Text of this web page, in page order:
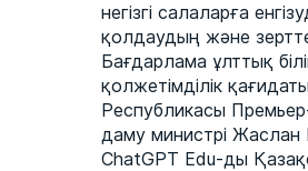
негізгі салаларға
қолдаудың және
Бағдарлама ұлттық
қолжетімділік
Республикасы
даму министрі
ChatGPT Edu-ды